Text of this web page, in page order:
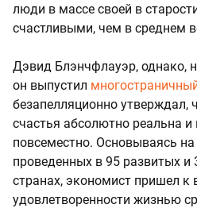
люди в массе своей в
счастливыми, чем в среднем
Дэвид Блэнчфлауэр, однако,
он выпустил
безапелляционно утверждал,
счастья абсолютно реальна
повсеместно. Основываясь на
проведенных в 95 развитых
странах, экономист пришел к
удовлетворенности жизнью